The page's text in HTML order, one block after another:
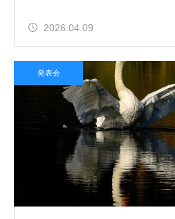
2026.04.09
発表会